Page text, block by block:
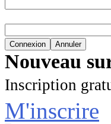
Nouveau
Inscription
M'inscrire